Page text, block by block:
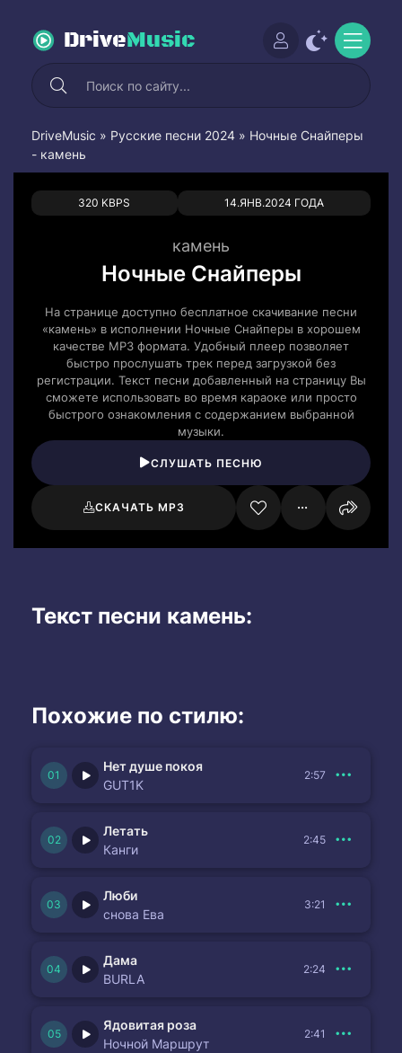
DriveMusic
DriveMusic » Русские песни 2024 » Ночные Снайперы
- камень
320 KBPS 14.ЯНВ.2024 ГОДА
0 0
камень
Ночные Снайперы
На странице доступно бесплатное скачивание песни
«камень» в исполнении Ночные Снайперы в хорошем
качестве MP3 формата. Удобный плеер позволяет
быстро прослушать трек перед загрузкой без
регистрации. Текст песни добавленный на страницу Вы
сможете использовать во время караоке или просто
быстрого ознакомления с содержанием выбранной
музыки.
СЛУШАТЬ ПЕСНЮ
СКАЧАТЬ MP3
Текст песни камень:
Похожие по стилю:
Нет душе покоя
GUT1K
2:57
Летать
Канги
2:45
Люби
снова Ева
3:21
Дама
BURLA
2:24
Ядовитая роза
Ночной Маршрут
2:41